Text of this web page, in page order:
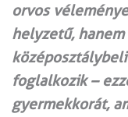
orvos
helyzetű,
foglalkozik –
gyermekkorát,